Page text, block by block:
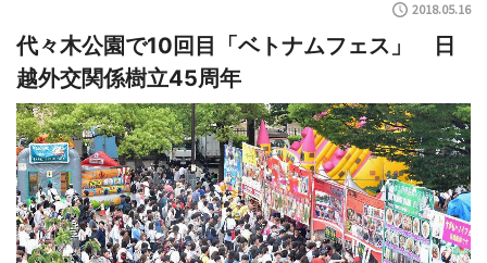
2018.05.16
代々木公園で10回目「ベトナムフェス」 日
越外交関係樹立45周年